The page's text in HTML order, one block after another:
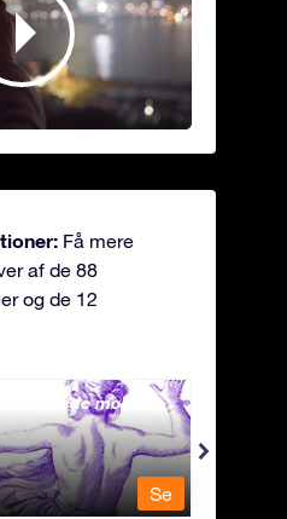
Få mere
af de 88
og de 12
lænkede mø
Se